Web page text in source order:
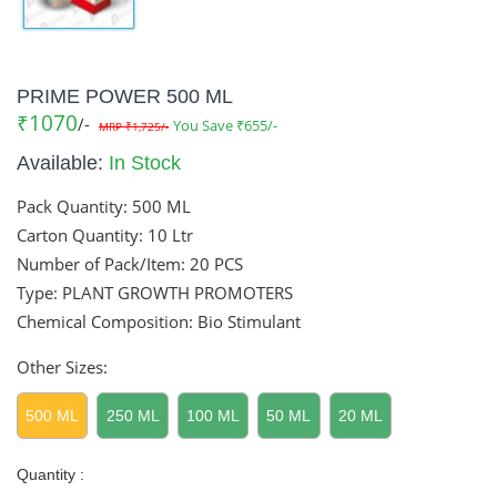
PRIME POWER 500 ML
₹1070/- MRP ₹1,725/- You Save ₹655/-
Available: In Stock
Pack Quantity: 500 ML
Carton Quantity: 10 Ltr
Number of Pack/Item: 20 PCS
Type: PLANT GROWTH PROMOTERS
Chemical Composition: Bio Stimulant
Other Sizes:
500 ML 250 ML 100 ML 50 ML 20 ML
Quantity :